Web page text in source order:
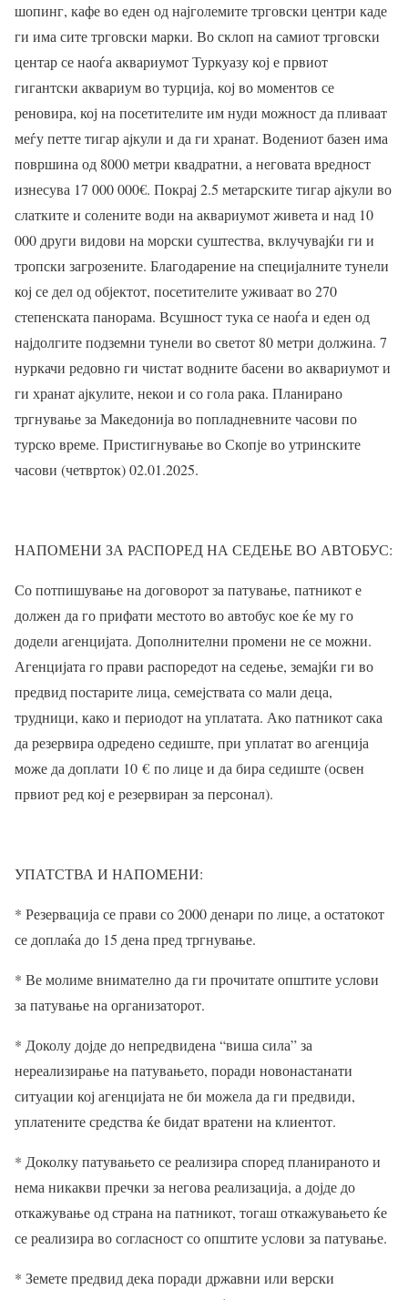
шопинг, кафе во еден од најголемите трговски центри каде
ги има сите трговски марки. Во склоп на самиот трговски
центар се наоѓа аквариумот Туркуазу кој е првиот
гигантски аквариум во турција, кој во моментов се
реновира, кој на посетителите им нуди можност да пливаат
меѓу петте тигар ајкули и да ги хранат. Водениот базен има
површина од 8000 метри квадратни, а неговата вредност
изнесува 17 000 000€. Покрај 2.5 метарските тигар ајкули во
слатките и солените води на аквариумот живета и над 10
000 други видови на морски суштества, вклучувајќи ги и
тропски загрозените. Благодарение на специјалните тунели
кој се дел од објектот, посетителите уживаат во 270
степенската панорама. Всушност тука се наоѓа и еден од
најдолгите подземни тунели во светот 80 метри должина. 7
нуркачи редовно ги чистат водните басени во аквариумот и
ги хранат ајкулите, некои и со гола рака. Планирано
тргнување за Македонија во попладневните часови по
турско време. Пристигнување во Скопје во утринските
часови (четврток) 02.01.2025.
НАПОМЕНИ ЗА РАСПОРЕД НА СЕДЕЊЕ ВО АВТОБУС:
Со потпишување на договорот за патување, патникот е
должен да го прифати местото во автобус кое ќе му го
додели агенцијата. Дополнителни промени не се можни.
Агенцијата го прави распоредот на седење, земајќи ги во
предвид постарите лица, семејствата со мали деца,
трудници, како и периодот на уплатата. Ако патникот сака
да резервира одредено седиште, при уплатат во агенција
може да доплати 10 € по лице и да бира седиште (освен
првиот ред кој е резервиран за персонал).
УПАТСТВА И НАПОМЕНИ:
* Резервација се прави со 2000 денари по лице, а остатокот
се доплаќа до 15 дена пред тргнување.
* Ве молиме внимателно да ги прочитате општите услови
за патување на организаторот.
* Доколу дојде до непредвидена “виша сила” за
нереализирање на патувањето, поради новонастанати
ситуации кој агенцијата не би можела да ги предвиди,
уплатените средства ќе бидат вратени на клиентот.
* Доколку патувањето се реализира според планираното и
нема никакви пречки за негова реализација, а дојде до
откажување од страна на патникот, тогаш откажувањето ќе
се реализира во согласност со општите услови за патување.
* Земете предвид дека поради државни или верски